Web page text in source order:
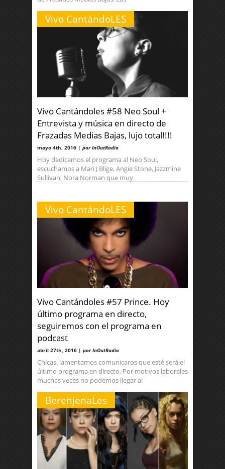
Vivo CantándoLES
Vivo Cantándoles #58 Neo Soul +
Entrevista y música en directo de
Frazadas Medias Bajas, lujo total!!!!
mayo 4th, 2016 | por InOutRadio
Hoy dedicamos el programa al Neo Soul,
escuchamos a Mari J Blige, Angie Stone, Jazzmine
Sullivan, Nora Norman que muy
Vivo CantándoLES
Vivo Cantándoles #57 Prince. Hoy
último programa en directo,
seguiremos con el programa en
podcast
abril 27th, 2016 | por InOutRadio
Chicas, lamentamos comunicaros que esté será el
último programa en directo, Por motivos laborales
muchas veces no podemos llegar al
BerenjenaLes